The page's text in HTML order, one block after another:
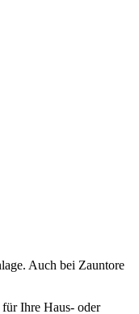
Auch bei Zauntore
Ihre Haus- oder